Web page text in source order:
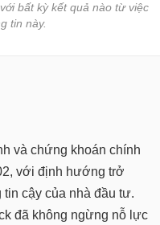
bất kỳ kết quả nào từ việc
tin này.
và chứng khoán chính
với định hướng trở
cậy của nhà đầu tư.
đã không ngừng nỗ lực